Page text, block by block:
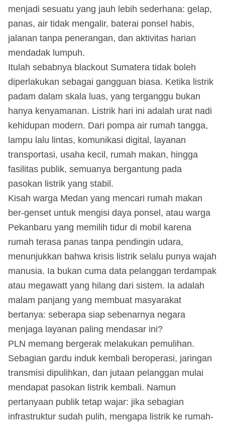
menjadi sesuatu yang jauh lebih sederhana: gelap,
panas, air tidak mengalir, baterai ponsel habis,
jalanan tanpa penerangan, dan aktivitas harian
mendadak lumpuh.
Itulah sebabnya blackout Sumatera tidak boleh
diperlakukan sebagai gangguan biasa. Ketika listrik
padam dalam skala luas, yang terganggu bukan
hanya kenyamanan. Listrik hari ini adalah urat nadi
kehidupan modern. Dari pompa air rumah tangga,
lampu lalu lintas, komunikasi digital, layanan
transportasi, usaha kecil, rumah makan, hingga
fasilitas publik, semuanya bergantung pada
pasokan listrik yang stabil.
Kisah warga Medan yang mencari rumah makan
ber-genset untuk mengisi daya ponsel, atau warga
Pekanbaru yang memilih tidur di mobil karena
rumah terasa panas tanpa pendingin udara,
menunjukkan bahwa krisis listrik selalu punya wajah
manusia. Ia bukan cuma data pelanggan terdampak
atau megawatt yang hilang dari sistem. Ia adalah
malam panjang yang membuat masyarakat
bertanya: seberapa siap sebenarnya negara
menjaga layanan paling mendasar ini?
PLN memang bergerak melakukan pemulihan.
Sebagian gardu induk kembali beroperasi, jaringan
transmisi dipulihkan, dan jutaan pelanggan mulai
mendapat pasokan listrik kembali. Namun
pertanyaan publik tetap wajar: jika sebagian
infrastruktur sudah pulih, mengapa listrik ke rumah-